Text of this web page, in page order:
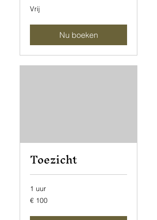
Vrij
Vrij
Nu boeken
Toezicht
1 uur
100
euro
€ 100